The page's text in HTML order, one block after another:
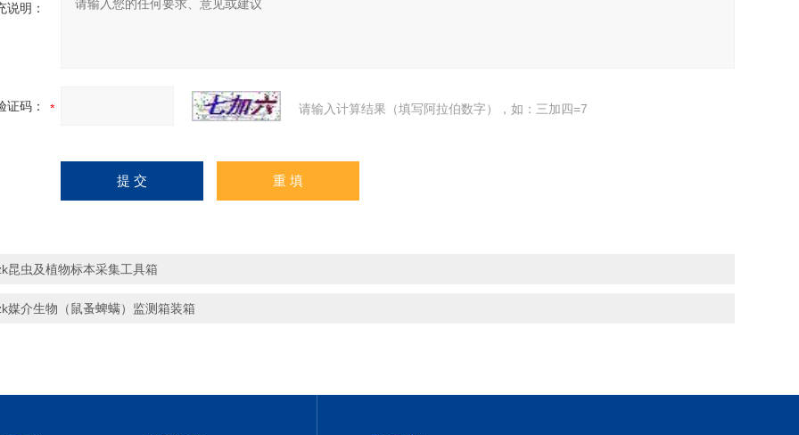
说明：
证码： 请输入计算结果（填写阿拉伯数字），如：三加四=7
昆虫及植物标本采集工具箱
媒介生物（鼠蚤蜱螨）监测箱装箱